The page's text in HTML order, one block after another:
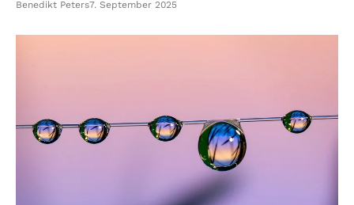
Benedikt Peters7. September 2025